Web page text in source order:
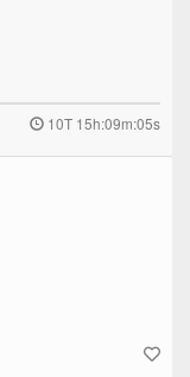
10T 15h:09m:04s